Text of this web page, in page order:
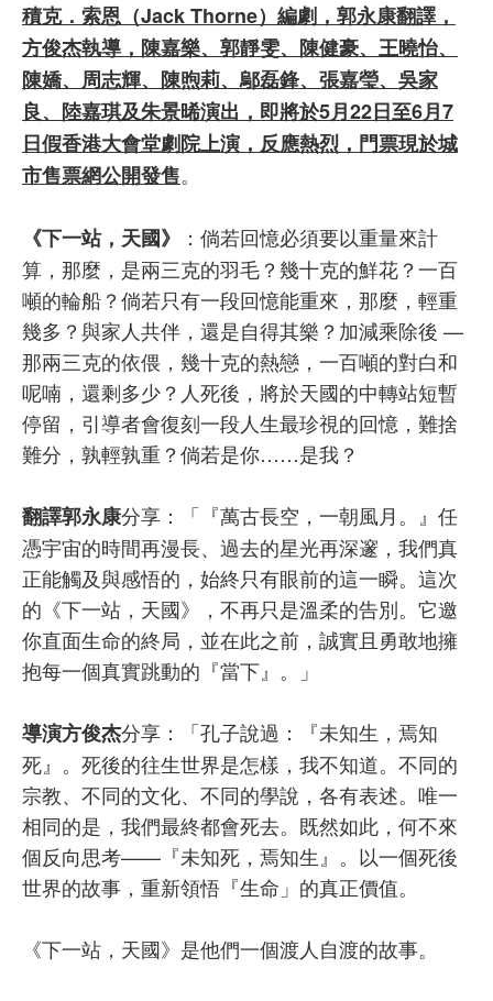
積克．索恩（Jack Thorne）編劇，郭永康翻譯，
方俊杰執導，陳嘉樂、郭靜雯、陳健豪、王曉怡、
陳嬌、周志輝、陳煦莉、鄔磊鋒、張嘉瑩、吳家
良、陸嘉琪及朱景晞演出，即將於5月22日至6月7
日假香港大會堂劇院上演，反應熱烈，門票現於城
市售票網公開發售。
《下一站，天國》
：倘若回憶必須要以重量來計
算，那麼，是兩三克的羽毛？幾十克的鮮花？一百
噸的輪船？倘若只有一段回憶能重來，那麼，輕重
幾多？與家人共伴，還是自得其樂？加減乘除後 —
那兩三克的依偎，幾十克的熱戀，一百噸的對白和
呢喃，還剩多少？人死後，將於天國的中轉站短暫
停留，引導者會復刻一段人生最珍視的回憶，難捨
難分，孰輕孰重？倘若是你……是我？
翻譯郭永康分享：「『萬古長空，一朝風月。』任
憑宇宙的時間再漫長、過去的星光再深邃，我們真
正能觸及與感悟的，始終只有眼前的這一瞬。這次
的《下一站，天國》，不再只是溫柔的告別。它邀
你直面生命的終局，並在此之前，誠實且勇敢地擁
抱每一個真實跳動的『當下』。」
導演方俊杰分享：「孔子說過：『未知生，焉知
死』。死後的往生世界是怎樣，我不知道。不同的
宗教、不同的文化、不同的學說，各有表述。唯一
相同的是，我們最終都會死去。既然如此，何不來
個反向思考——『未知死，焉知生』。以一個死後
世界的故事，重新領悟『生命」的真正價值。
《下一站，天國》是他們一個渡人自渡的故事。